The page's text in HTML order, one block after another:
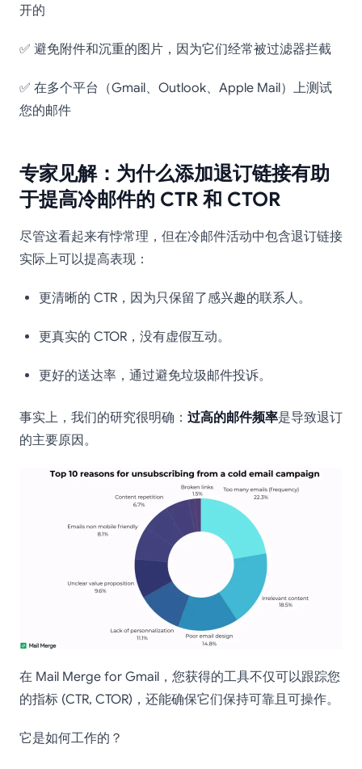
开的
✅ 避免附件和沉重的图片，因为它们经常被过滤器拦截
✅ 在多个平台（Gmail、Outlook、Apple Mail）上测试
您的邮件
专家见解：为什么添加退订链接有助
于提高冷邮件的 CTR 和 CTOR
尽管这看起来有悖常理，但在冷邮件活动中包含退订链接
实际上可以提高表现：
更清晰的 CTR，因为只保留了感兴趣的联系人。
更真实的 CTOR，没有虚假互动。
更好的送达率，通过避免垃圾邮件投诉。
事实上，我们的研究很明确： 过高的邮件频率是导致退订
的主要原因。
在 Mail Merge for Gmail，您获得的工具不仅可以跟踪您
的指标 (CTR, CTOR)，还能确保它们保持可靠且可操作。
它是如何工作的？